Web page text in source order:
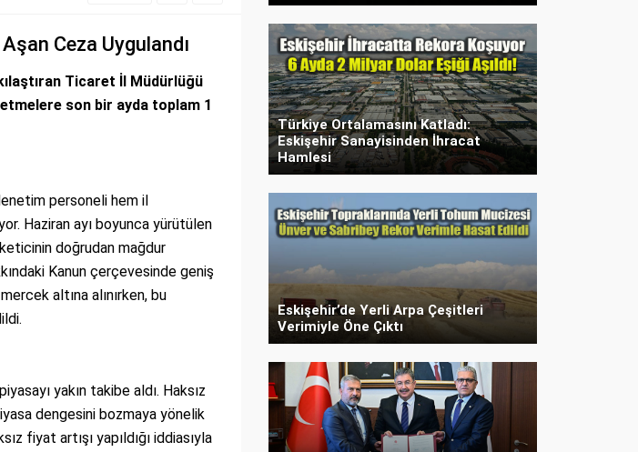
Ceza Uygulandı
Ticaret İl Müdürlüğü
son bir ayda toplam 1
personeli hem il
Haziran ayı boyunca yürütülen
doğrudan mağdur
Kanun çerçevesinde geniş
altına alınırken, bu
yakın takibe aldı. Haksız
dengesini bozmaya yönelik
fiyat artışı yapıldığı iddiasıyla
Türkiye Ortalamasını Katladı:
Eskişehir Sanayisinden İhracat
Hamlesi
Eskişehir’de Yerli Arpa Çeşitleri
Verimiyle Öne Çıktı